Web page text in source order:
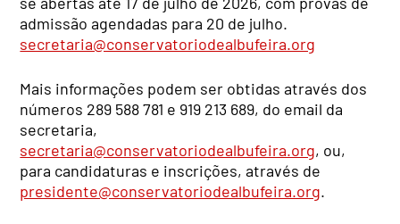
admissão agendadas para 20 de julho.
secretaria@conservatoriodealbufeira.org
Mais informações podem ser obtidas através dos
números 289 588 781 e 919 213 689, do email da
secretaria,
secretaria@conservatoriodealbufeira.org, ou,
para candidaturas e inscrições, através de
presidente@conservatoriodealbufeira.org.